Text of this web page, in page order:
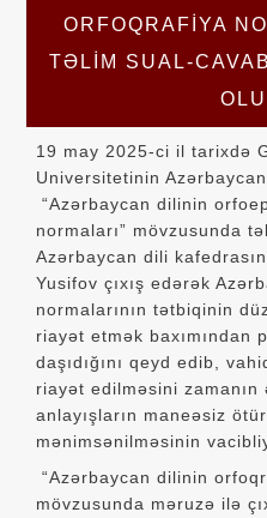
ORFOQRAFIYA
TƏLIM SUAL-
19 may 2025-ci il tarixdə
Universitetinin
“Azərbaycan dilinin
normaları” mövzusunda
Azərbaycan dili
Yusifov çıxış edərək
normalarının tətbiqinin
riayət etmək
daşıdığını qeyd edib,
riayət edilməsini zamanın
anlayışların maneəsiz
mənimsənilməsinin
“Azərbaycan dilinin
mövzusunda məruzə ilə